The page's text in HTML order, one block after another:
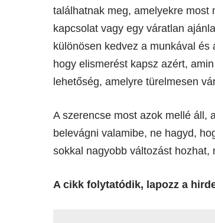
találhatnak meg, amelyekre most
kapcsolat vagy egy váratlan
különösen kedvez a munkával
hogy elismerést kapsz azért,
lehetőség, amelyre türelmesen
A szerencse most azok mellé áll,
belevágni valamibe, ne hagyd,
sokkal nagyobb változást hozhat,
A cikk folytatódik, lapozz a